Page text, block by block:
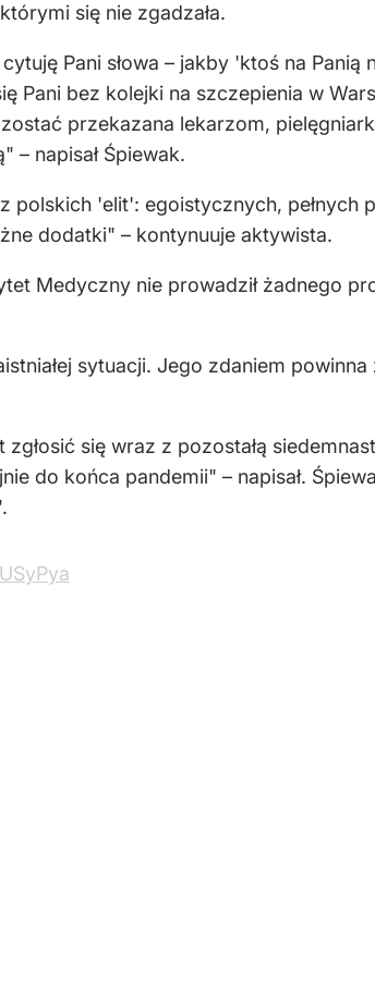
się nie zgadzała.
Pani słowa – jakby 'ktoś na Panią
Pani bez kolejki na szczepienia w
przekazana lekarzom,
– napisał Śpiewak.
polskich 'elit': egoistycznych,
dodatki" – kontynuuje aktywista.
Medyczny nie prowadził żadnego
sytuacji. Jego zdaniem
się wraz z pozostałą
do końca pandemii" – napisał.